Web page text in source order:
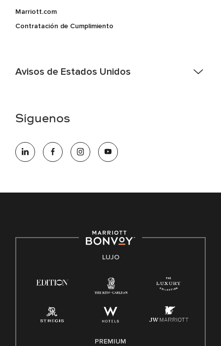
Marriott.com
Contratación de Cumplimiento
Avisos de Estados Unidos
electrónico hqaffirmativeaction@marriott.com
oportunidades que se compromete a contratar una fuerza
de trabajo diversa y a mantener una cultura inclusiva.
Derecho a trabajar inglés/español
Conozca sus derechos
Ley de licencia familiar y médica (FMLA)
Síguenos
LUJO
PREMIUM